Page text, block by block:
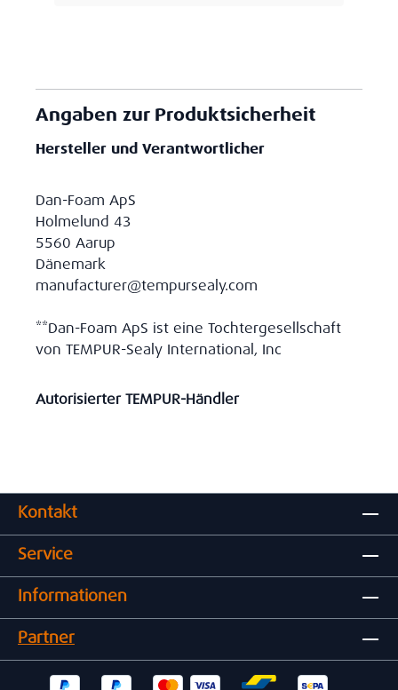
Angaben zur Produktsicherheit
Hersteller und Verantwortlicher
Dan-Foam ApS
Holmelund 43
5560 Aarup
Dänemark
manufacturer@tempursealy.com
**Dan-Foam ApS ist eine Tochtergesellschaft
von TEMPUR-Sealy International, Inc
Autorisierter TEMPUR-Händler
Kontakt
Service
Informationen
Partner